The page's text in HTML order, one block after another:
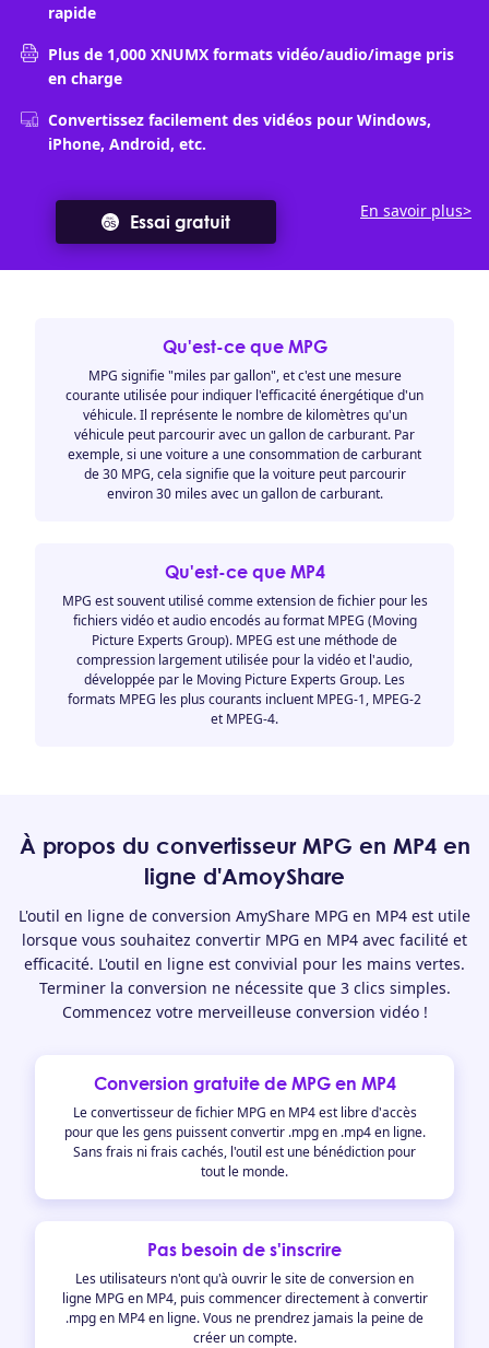
rapide
Plus de 1,000 XNUMX formats vidéo/audio/image pris
en charge
Convertissez facilement des vidéos pour Windows,
iPhone, Android, etc.
Essai gratuit
En savoir plus>
Qu'est-ce que MPG
MPG signifie "miles par gallon", et c'est une mesure
courante utilisée pour indiquer l'efficacité énergétique d'un
véhicule. Il représente le nombre de kilomètres qu'un
véhicule peut parcourir avec un gallon de carburant. Par
exemple, si une voiture a une consommation de carburant
de 30 MPG, cela signifie que la voiture peut parcourir
environ 30 miles avec un gallon de carburant.
Qu'est-ce que MP4
MPG est souvent utilisé comme extension de fichier pour les
fichiers vidéo et audio encodés au format MPEG (Moving
Picture Experts Group). MPEG est une méthode de
compression largement utilisée pour la vidéo et l'audio,
développée par le Moving Picture Experts Group. Les
formats MPEG les plus courants incluent MPEG-1, MPEG-2
et MPEG-4.
À propos du convertisseur MPG en MP4 en
ligne d'AmoyShare
L'outil en ligne de conversion AmyShare MPG en MP4 est utile
lorsque vous souhaitez convertir MPG en MP4 avec facilité et
efficacité. L'outil en ligne est convivial pour les mains vertes.
Terminer la conversion ne nécessite que 3 clics simples.
Commencez votre merveilleuse conversion vidéo !
Conversion gratuite de MPG en MP4
Le convertisseur de fichier MPG en MP4 est libre d'accès
pour que les gens puissent convertir .mpg en .mp4 en ligne.
Sans frais ni frais cachés, l'outil est une bénédiction pour
tout le monde.
Pas besoin de s'inscrire
Les utilisateurs n'ont qu'à ouvrir le site de conversion en
ligne MPG en MP4, puis commencer directement à convertir
.mpg en MP4 en ligne. Vous ne prendrez jamais la peine de
créer un compte.